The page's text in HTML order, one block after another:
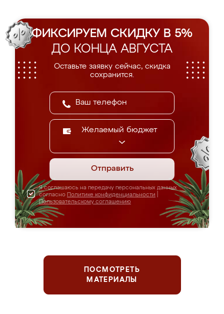
ФИКСИРУЕМ СКИДКУ В 5%
ДО КОНЦА АВГУСТА
Оставьте заявку сейчас, скидка
сохранится.
Желаемый бюджет
Отправить
Я соглашаюсь на передачу персональных данных
согласно Политике конфиденциальности
Пользовательскому соглашению
ПОСМОТРЕТЬ
МАТЕРИАЛЫ